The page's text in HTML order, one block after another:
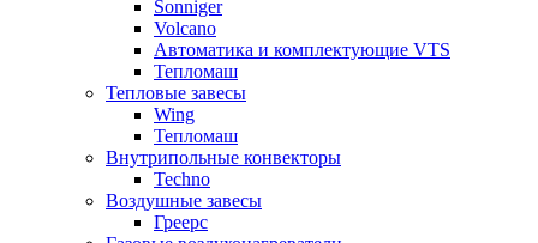
Sonniger
Volcano
Автоматика и комплектующие VTS
Тепломаш
Тепловые завесы
Wing
Тепломаш
Внутрипольные конвекторы
Techno
Воздушные завесы
Греерс